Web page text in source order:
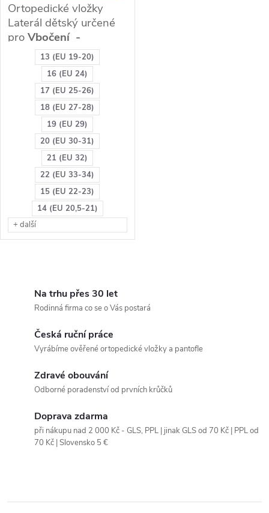
13 (EU 19-20)
16 (EU 24)
17 (EU 25-26)
18 (EU 27-28)
19 (EU 29)
20 (EU 30-31)
21 (EU 32)
22 (EU 33-34)
15 (EU 22-23)
14 (EU 20,5-21)
+ další
Ortopedické vložky
Laterál dětský určené
proVbočení -
VAROZITU nohy
/našlapování na vnější
strany chodidel/nohy
do "O"
VHODNÉ: Dětské -
Varozita chodidla,
vbočení kotníků,
bolest od malíku po
vnější straně(bolest
může být až k patě)
ZDRAVOTNICKÝ
PROSTŘEDEK I. třídy -
Na trhu přes 30 let
Rodinná firma co se o Vás postará
Česká ruční práce
Vyrábíme ověřené ortopedické vložky a pantofle
Zdravé obouvání
Odborné poradenství od prvních krůčků
Doprava zdarma
při nákupu nad 2 000 Kč - GLS, PPL | jinak GLS od 70 Kč | PPL od
70 Kč | Slovensko 5 €